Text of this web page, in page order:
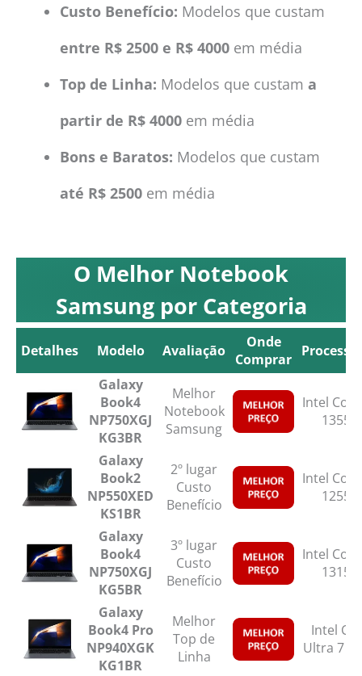
Custo Benefício: Modelos que custam
entre R$ 2500 e R$ 4000 em média
Top de Linha: Modelos que custam a
partir de R$ 4000 em média
Bons e Baratos: Modelos que custam
até R$ 2500 em média
O Melhor Notebook
Samsung por Categoria
Detalhes Modelo Avaliação
Onde
Comprar
Modelo
Comprar
Galaxy
Book4
NP750XGJ
KG3BR
Melhor
Notebook
Samsung
Intel
1355U
Galaxy
Book2
NP550XED
KS1BR
2º lugar
Custo
Benefício
Intel
1255U
Galaxy
Book4
NP750XGJ
KG5BR
3º lugar
Custo
Benefício
Intel
1315U
Galaxy
Book4 Pro
NP940XGK
KG1BR
Melhor
Top de
Linha
Intel
Ultra 7